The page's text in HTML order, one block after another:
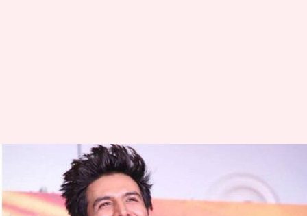
...जब कार्तिक आर्यन ने पहली बार
चखा स्टारडम का स्वाद, घर छोड़ भाग
खड़े हुए अभिनेता